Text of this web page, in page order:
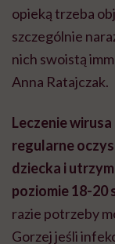
opieką trzeba
szczególnie
nich swoistą
Anna Ratajczak.
Leczenie wirusa
regularne
dziecka i
poziomie 18-20
razie potrzeby
Gorzej jeśli